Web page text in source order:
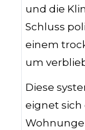
und die
Schluss
einem
um
Diese
eignet